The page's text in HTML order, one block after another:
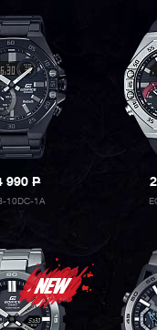
990P
10DC-1A